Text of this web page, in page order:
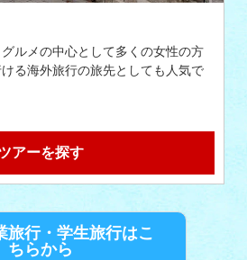
スイーツと女性の憧れがつまって
しい観光も充実しています。
アーを探す
旅行・学生旅行はこ
ちらから